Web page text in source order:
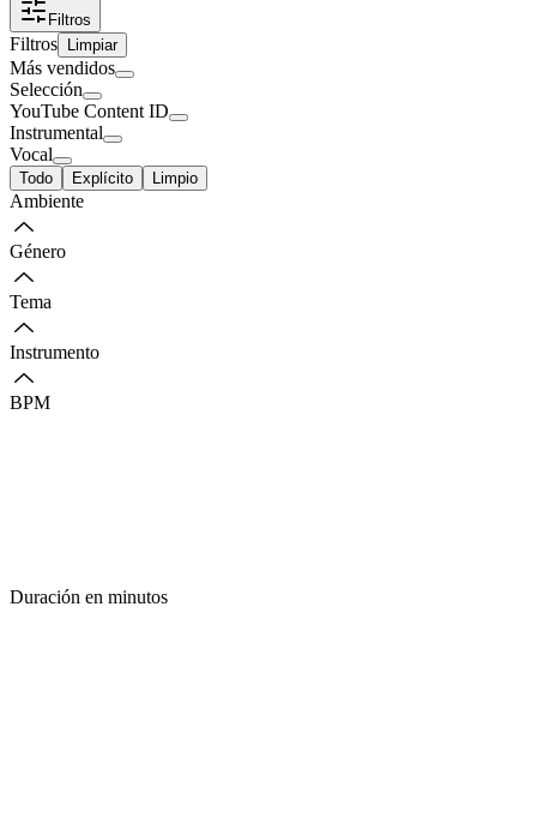
Filtros
Filtros Limpiar
Más vendidos
Selección
YouTube Content ID
Instrumental
Vocal
Todo Explícito Limpio
Ambiente
Género
Tema
Instrumento
BPM
Duración en minutos